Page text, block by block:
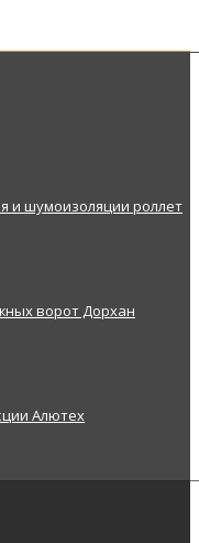
и шумоизоляции роллет
ворот Дорхан
Алютех